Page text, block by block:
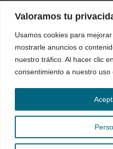
Valoramos tu
Usamos cookies para
mostrarle anuncios o
nuestro tráfico. Al hacer clic
consentimiento a nuestro uso
Tlf: +34 942 205 200 | Fax: +34
Aviso legal·Política de
de transparencia
X